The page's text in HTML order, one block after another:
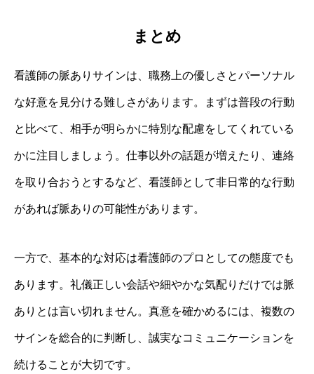
まとめ
看護師の脈ありサインは、職務上の優しさとパーソナル
な好意を見分ける難しさがあります。まずは普段の行動
と比べて、相手が明らかに特別な配慮をしてくれている
かに注目しましょう。仕事以外の話題が増えたり、連絡
を取り合おうとするなど、看護師として非日常的な行動
があれば脈ありの可能性があります。
一方で、基本的な対応は看護師のプロとしての態度でも
あります。礼儀正しい会話や細やかな気配りだけでは脈
ありとは言い切れません。真意を確かめるには、複数の
サインを総合的に判断し、誠実なコミュニケーションを
続けることが大切です。